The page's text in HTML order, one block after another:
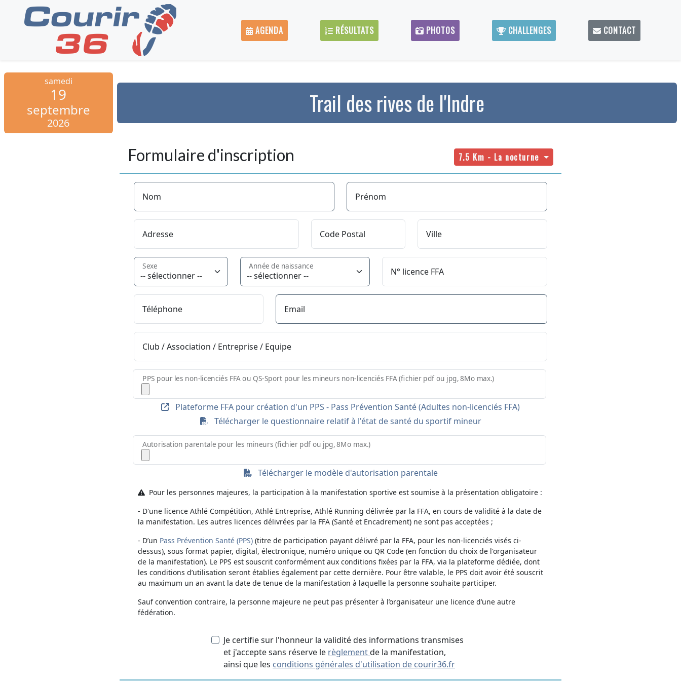
AGENDA RÉSULTATS PHOTOS CHALLENGES CONTACT
samedi
19
septembre
2026
Trail des rives de l'Indre
7.5 Km - La nocturne
Formulaire d'inscription
Nom Prénom
Adresse Code Postal Ville
Sexe Année de naissance
N° licence FFA
Téléphone Email
Club / Association / Entreprise / Equipe
PPS pour les non-licenciés FFA ou QS-Sport pour les mineurs non-licenciés FFA (fichier pdf ou jpg, 8Mo max.)
Plateforme FFA pour création d'un PPS - Pass Prévention Santé (Adultes non-licenciés FFA)
Télécharger le questionnaire relatif à l'état de santé du sportif mineur
Autorisation parentale pour les mineurs (fichier pdf ou jpg, 8Mo max.)
Télécharger le modèle d'autorisation parentale
Pour les personnes majeures, la participation à la manifestation sportive est soumise à la présentation obligatoire :
- D'une licence Athlé Compétition, Athlé Entreprise, Athlé Running délivrée par la FFA, en cours de validité à la date de
la manifestation. Les autres licences délivrées par la FFA (Santé et Encadrement) ne sont pas acceptées ;
- D’un Pass Prévention Santé (PPS) (titre de participation payant délivré par la FFA, pour les non-licenciés visés ci-
dessus), sous format papier, digital, électronique, numéro unique ou QR Code (en fonction du choix de l'organisateur
de la manifestation). Le PPS est souscrit conformément aux conditions fixées par la FFA, via la plateforme dédiée, dont
les conditions d’utilisation seront établies également par cette dernière. Pour être valable, le PPS doit avoir été souscrit
au maximum un an avant la date de tenue de la manifestation à laquelle la personne souhaite participer.
Sauf convention contraire, la personne majeure ne peut pas présenter à l’organisateur une licence d’une autre
fédération.
Je certifie sur l'honneur la validité des informations transmises
et j'accepte sans réserve le règlementde la manifestation,
ainsi que les conditions générales d'utilisation de courir36.fr